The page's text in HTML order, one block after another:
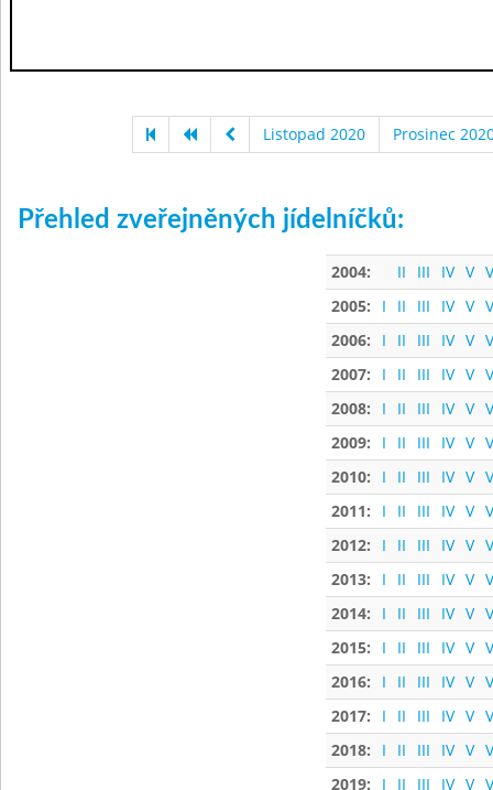
Listopad 2020 Prosinec
Přehled zveřejněných jídelníčků:
2004: II III IV V
2005:
I II III IV V
2006:
I II III IV V
2007:
I II III IV V
2008:
I II III IV V
2009:
I II III IV V
2010:
I II III IV V
2011:
I II III IV V
2012:
I II III IV V
2013:
I II III IV V
2014:
I II III IV V
2015:
I II III IV V
2016:
I II III IV V
2017:
I II III IV V
2018:
I II III IV V
2019:
I II III IV V